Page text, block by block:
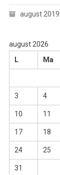
august 2019
august 2026
L
Ma
3 4
10 11
17 18
24 25
31